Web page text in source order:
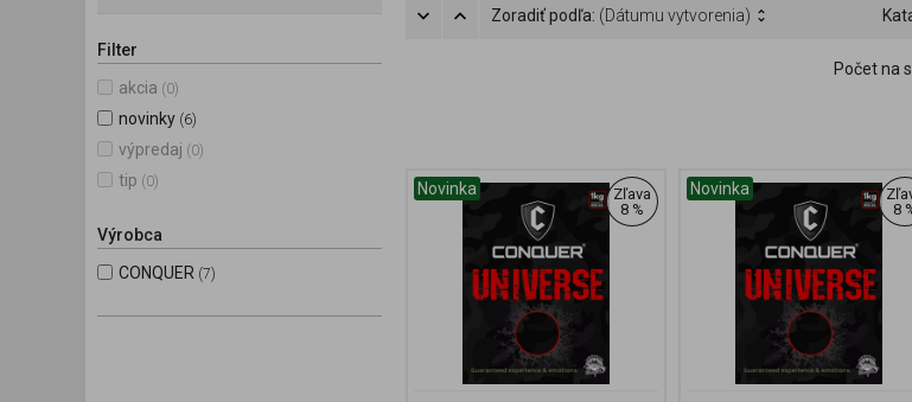
Filter
akcia (0)
novinky (6)
výpredaj (0)
tip (0)
Výrobca
CONQUER (7)
Zoradiť podľa: (Dátumu vytvorenia)
Počet na
Novinka
Zľava
8 %
Novinka
8